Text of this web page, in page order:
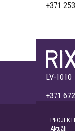
+371
LV-
+371
PROJEKTI
Aktuāli